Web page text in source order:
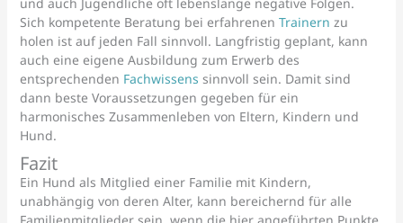
Sich kompetente Beratung bei erfahrenenTrainern zu
holen ist auf jeden Fall sinnvoll. Langfristig geplant, kann
auch eine eigene Ausbildung zum Erwerb des
entsprechenden Fachwissens sinnvoll sein. Damit sind
dann beste Voraussetzungen gegeben für ein
harmonisches Zusammenleben von Eltern, Kindern und
Hund.
Fazit
Ein Hund als Mitglied einer Familie mit Kindern,
unabhängig von deren Alter, kann bereichernd für alle